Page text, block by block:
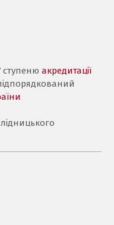
ступенюакредитації